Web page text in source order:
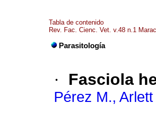
Tabla de contenido
Rev. Fac. Cienc. Vet. v.48 n.1
Parasitología
· Fasciola
Pérez M., Arlett